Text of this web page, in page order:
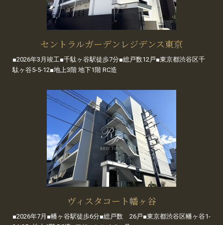
セントラルガーデンレジデンス東京
■2026年3月竣工■千駄ヶ谷駅徒歩7分■総戸数12戸■東京都渋谷区千
駄ヶ谷5-5-12■地上3階 地下1階 RC造
ヴィスタコート幡ヶ谷
■2026年7月■幡ヶ谷駅徒歩6分■総戸数 26戸■東京都渋谷区幡ヶ谷1-